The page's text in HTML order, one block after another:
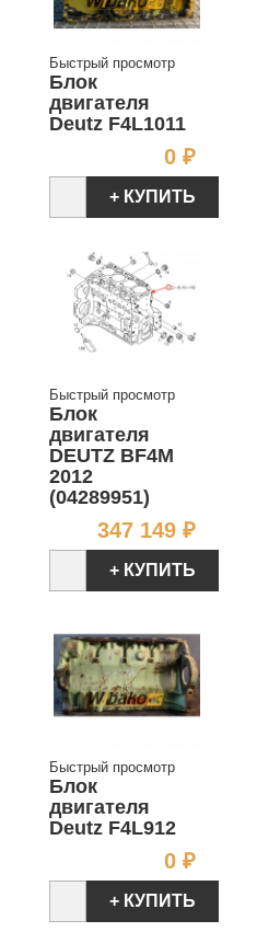
Быстрый просмотр
Блок
двигателя
Deutz F4L1011
0 ₽Цена
+ КУПИТЬ
Быстрый просмотр
Блок
двигателя
DEUTZ BF4M
2012
(04289951)
347 149 ₽Цена
+ КУПИТЬ
Быстрый просмотр
Блок
двигателя
Deutz F4L912
0 ₽Цена
+ КУПИТЬ